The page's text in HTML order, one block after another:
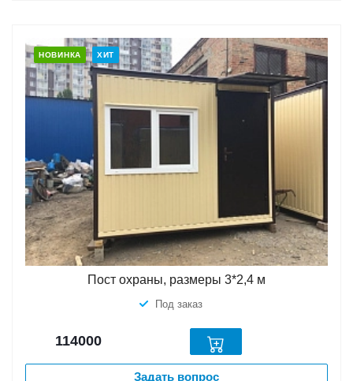
НОВИНКА ХИТ
Пост охраны, размеры 3*2,4 м
Под заказ
114000
Задать вопрос